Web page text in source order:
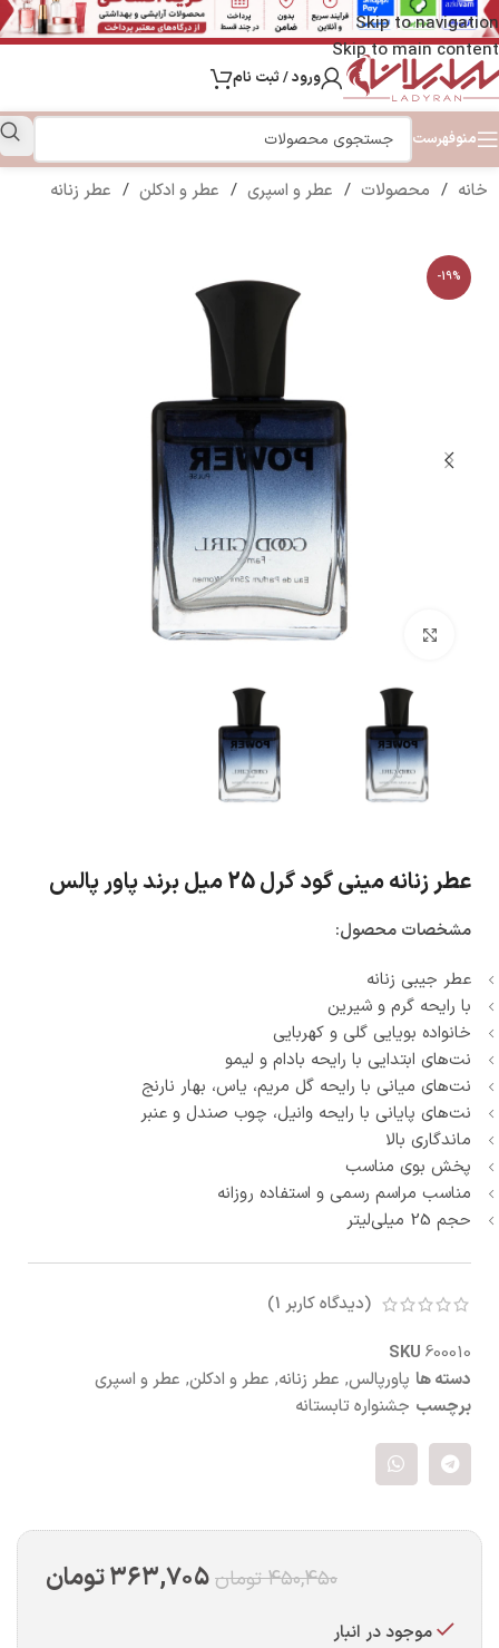
Skip to navigation
Skip to main content
ورود / ثبت نام
منوفهرست
خانه / محصولات / عطر و اسپری / عطر و ادکلن / عطر زنانه
-19%
بزرگنمایی تصویر
عطر زنانه مینی گود گرل 25 میل برند پاور پالس
مشخصات محصول:
عطر جیبی زنانه
با رایحه گرم و شیرین
خانواده بویایی گلی و کهربایی
نت‌های ابتدایی با رایحه بادام و لیمو
نت‌های میانی با رایحه گل مریم، یاس، بهار نارنج
نت‌های پایانی با رایحه وانیل، چوب صندل و عنبر
ماندگاری بالا
پخش بوی مناسب
مناسب مراسم رسمی و استفاده روزانه
حجم 25 میلی‌لیتر
(دیدگاه کاربر 1
)
SKU 600010
دسته ها پاورپالس, عطر زنانه, عطر و ادکلن, عطر و اسپری
برچسب جشنواره تابستانه
۴۵۰,۴۵۰تومان۳۶۳,۷۰۵تومان
موجود در انبار